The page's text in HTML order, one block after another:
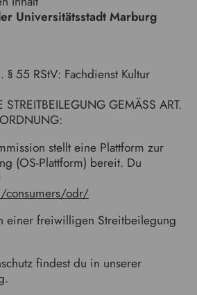
Universitätsstadt Marburg
55 RStV: Fachdienst Kultur
GEMÄSS ART.
stellt eine Plattform zur
(OS-Plattform) bereit. Du
consumers/odr/
einer freiwilligen Streitbeilegung
findest du in unserer
.